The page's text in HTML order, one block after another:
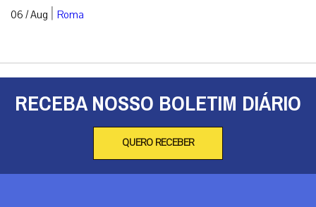
06 / Aug | Roma
RECEBA NOSSO BOLETIM DIÁRIO
QUERO RECEBER